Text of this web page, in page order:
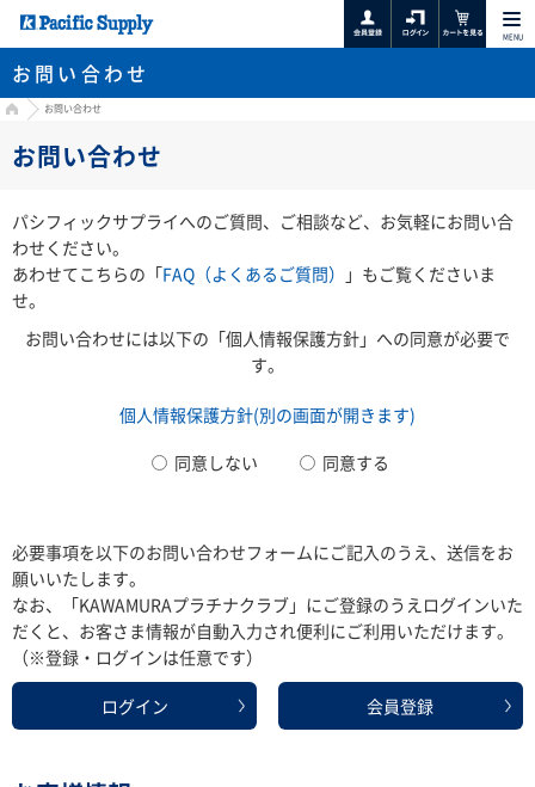
MENU
お問い合わせ
HOMEお問い合わせ
お問い合わせ
パシフィックサプライへのご質問、ご相談など、お気軽にお問い合
わせください。
あわせてこちらの「FAQ（よくあるご質問） 」もご覧くださいま
せ。
お問い合わせには以下の「個人情報保護方針」への同意が必要で
す。
個人情報保護方針(別の画面が開きます)
同意しない
同意する
必要事項を以下のお問い合わせフォームにご記入のうえ、送信をお
願いいたします。
なお、「KAWAMURAプラチナクラブ」にご登録のうえログインいた
だくと、お客さま情報が自動入力され便利にご利用いただけます。
（※登録・ログインは任意です）
ログイン 会員登録